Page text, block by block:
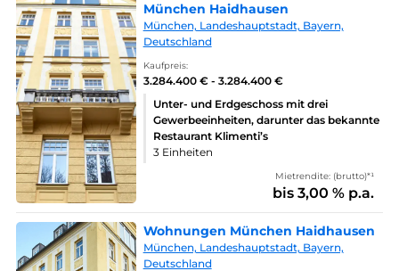
München Haidhausen
München, Landeshauptstadt, Bayern,
Deutschland
Kaufpreis:
3.284.400 € - 3.284.400 €
Unter- und Erdgeschoss mit drei
Gewerbeeinheiten, darunter das bekannte
Restaurant Klimenti’s
3 Einheiten
Mietrendite: (brutto)*¹
bis 3,00 % p.a.
Wohnungen München Haidhausen
München, Landeshauptstadt, Bayern,
Deutschland